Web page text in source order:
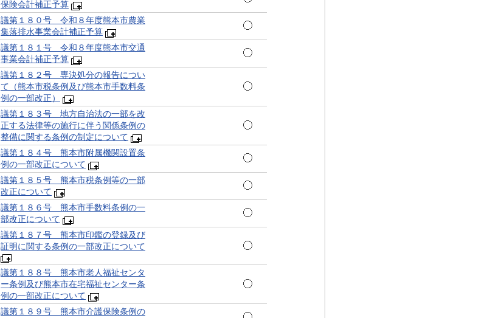
保険会計補正予算
議第１８０号 令和８年度熊本市農業
集落排水事業会計補正予算
議第１８１号 令和８年度熊本市交通
事業会計補正予算
議第１８２号 専決処分の報告につい
て（熊本市税条例及び熊本市手数料条
例の一部改正）
議第１８３号 地方自治法の一部を改
正する法律等の施行に伴う関係条例の
整備に関する条例の制定について
議第１８４号 熊本市附属機関設置条
例の一部改正について
議第１８５号 熊本市税条例等の一部
改正について
議第１８６号 熊本市手数料条例の一
部改正について
議第１８７号 熊本市印鑑の登録及び
証明に関する条例の一部改正について
議第１８８号 熊本市老人福祉センタ
ー条例及び熊本市在宅福祉センター条
例の一部改正について
議第１８９号 熊本市介護保険条例の